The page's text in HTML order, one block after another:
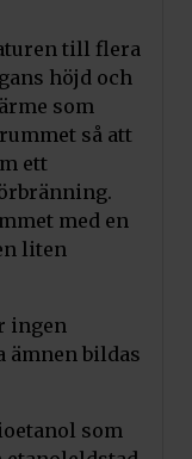
till flera
höjd och
som
så att
ett
med en
liten
ingen
ämnen bildas
som